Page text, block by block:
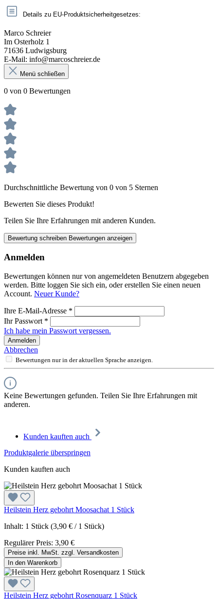
Details zu EU-Produktsicherheitgesetzes:
Marco Schreier
Im Osterholz 1
71636 Ludwigsburg
E-Mail: info@marcoschreier.de
Menü schließen
0 von 0 Bewertungen
Durchschnittliche Bewertung von 0 von 5 Sternen
Bewerten Sie dieses Produkt!
Teilen Sie Ihre Erfahrungen mit anderen Kunden.
Bewertung schreiben Bewertungen anzeigen
Anmelden
Bewertungen können nur von angemeldeten Benutzern abgegeben
werden. Bitte loggen Sie sich ein, oder erstellen Sie einen neuen
Account. Neuer Kunde?
Ihre E-Mail-Adresse *
Ihr Passwort *
Ich habe mein Passwort vergessen.
Anmelden
Abbrechen
Bewertungen nur in der aktuellen Sprache anzeigen.
Keine Bewertungen gefunden. Teilen Sie Ihre Erfahrungen mit
anderen.
Kunden kauften auch
Produktgalerie überspringen
Kunden kauften auch
Heilstein Herz gebohrt Moosachat 1 Stück
Inhalt: 1 Stück (3,90 € / 1 Stück)
Regulärer Preis: 3,90 €
Preise inkl. MwSt. zzgl. Versandkosten
In den Warenkorb
Heilstein Herz gebohrt Rosenquarz 1 Stück